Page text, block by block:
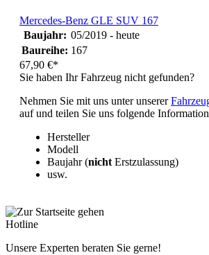
Mercedes-Benz GLE SUV 167
Baujahr: 05/2019 - heute
Baureihe: 167
67,90 €*
Sie haben Ihr Fahrzeug nicht gefunden?
Nehmen Sie mit uns unter unserer
auf und teilen Sie uns folgende
Hersteller
Modell
Baujahr (nicht Erstzulassung)
usw.
Hotline
Unsere Experten beraten Sie gerne!